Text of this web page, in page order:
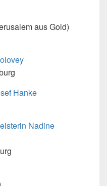
aus Gold)
Hanke
Nadine